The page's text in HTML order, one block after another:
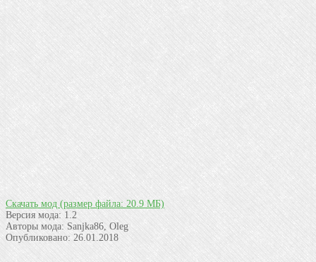
Скачать мод (размер файла: 20.9 МБ)
Версия мода: 1.2
Авторы мода: Sanjka86, Oleg
Опубликовано:26.01.2018